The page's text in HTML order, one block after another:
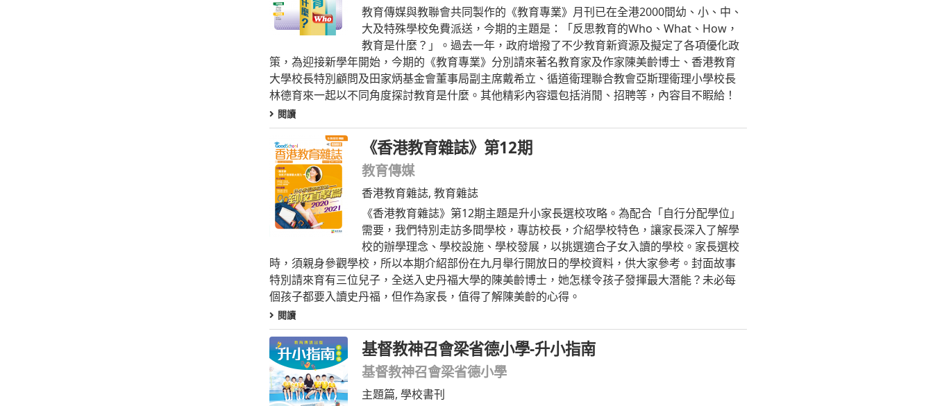
教育傳媒與教聯會共同製作的《教育專業》月刊已在全港2000間幼、小、中、
大及特殊學校免費派送，今期的主題是：「反思教育的Who、What、How，
教育是什麼？」。過去一年，政府增撥了不少教育新資源及擬定了各項優化政
策，為迎接新學年開始，今期的《教育專業》分別請來著名教育家及作家陳美齡博士、香港教育
大學校長特別顧問及田家炳基金會董事局副主席戴希立、循道衛理聯合教會亞斯理衛理小學校長
林德育來一起以不同角度探討教育是什麼。其他精彩內容還包括消閒、招聘等，內容目不睱給！
閱讀
《香港教育雜誌》第12期
教育傳媒
香港教育雜誌, 教育雜誌
《香港教育雜誌》第12期主題是升小家長選校攻略。為配合「自行分配學位」
需要，我們特別走訪多間學校，專訪校長，介紹學校特色，讓家長深入了解學
校的辦學理念、學校設施、學校發展，以挑選適合子女入讀的學校。家長選校
時，須親身參觀學校，所以本期介紹部份在九月舉行開放日的學校資料，供大家參考。封面故事
特別請來育有三位兒子，全送入史丹福大學的陳美齡博士，她怎樣令孩子發揮最大潛能？未必每
個孩子都要入讀史丹福，但作為家長，值得了解陳美齡的心得。
閱讀
基督教神召會梁省德小學-升小指南
基督教神召會梁省德小學
主題篇, 學校書刊